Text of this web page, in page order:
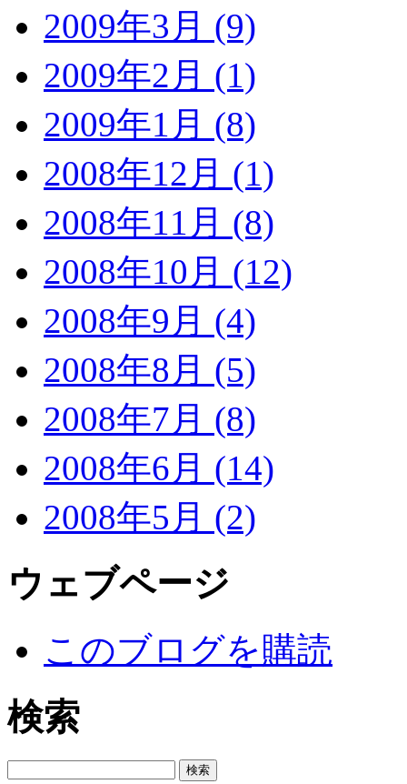
2009年3月 (9)
2009年2月 (1)
2009年1月 (8)
2008年12月 (1)
2008年11月 (8)
2008年10月 (12)
2008年9月 (4)
2008年8月 (5)
2008年7月 (8)
2008年6月 (14)
2008年5月 (2)
ウェブページ
このブログを購読
検索